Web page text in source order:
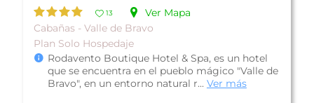
10
Ver Mapa
De Lujo - Valle de Bravo
Hotel Mesón de Leyendas Breakfast and
Downtown (antes Mesón de Leyendas
Downtown and Garden), ofrece una
privilegiada ubic...Ver más